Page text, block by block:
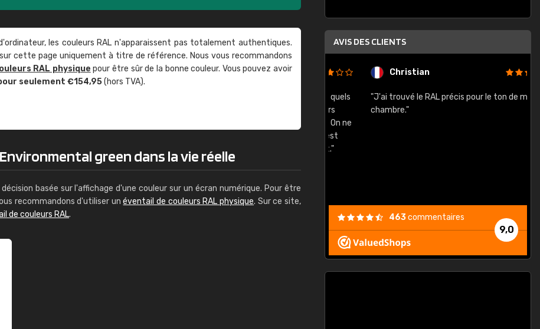
les couleurs RAL n'apparaissent pas totalement authentiques.
cette page uniquement à titre de référence. Nous vous recommandons
RAL physique pour être sûr de la bonne couleur. Vous pouvez avoir
seulement €154,95(hors TVA).
green dans la vie réelle
basée sur l'affichage d'une couleur sur un écran numérique. Pour être
recommandons d'utiliser unéventail de couleurs RAL physique. Sur ce site,
de couleurs RAL.
AVIS DES CLIENTS
Guillaume Euvrard Christian
"J'ai trouvé le RAL précis pour le ton de ma
chambre."
9,0
463commentaires